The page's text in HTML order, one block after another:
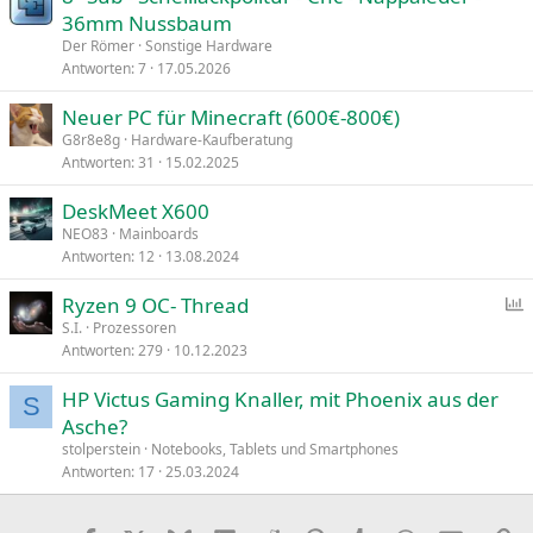
36mm Nussbaum
Der Römer Sonstige Hardware
Antworten 7 17.05.2026
Neuer PC für Minecraft (600€-800€)
G8r8e8g Hardware-Kaufberatung
Antworten 31 15.02.2025
DeskMeet X600
NEO83
Mainboards
Antworten 12 13.08.2024
r
Ryzen 9 OC- Thread
S.I. Prozessoren
Antworten 279 10.12.2023
S
HP Victus Gaming Knaller, mit Phoenix aus der
Asche?
stolperstein Notebooks, Tablets und Smartphones
Antworten 17 25.03.2024